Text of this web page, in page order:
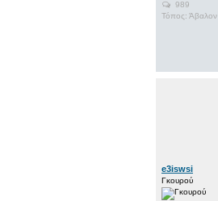
989
Τόπος: Άβαλον
e3iswsi
Γκουρού